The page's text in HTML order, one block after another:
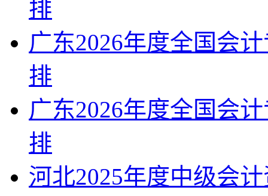
排
广东2026年度全国会
排
广东2026年度全国会
排
河北2025年度中级会